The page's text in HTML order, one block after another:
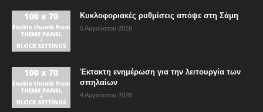
Κυκλοφοριακές ρυθμίσεις απόψε στη Σάμη
5 Αυγούστου 2026
Έκτακτη ενημέρωση για την λειτουργία των
σπηλαίων
4 Αυγούστου 2026